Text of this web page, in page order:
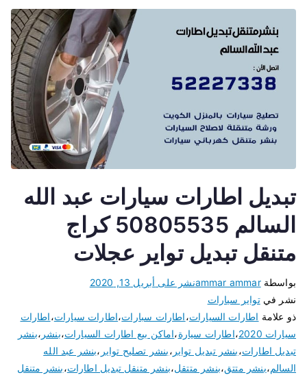
تبديل اطارات سيارات عبد الله
السالم 50805535 كراج
متنقل تبديل تواير عجلات
بواسطةammar ammarنشر على أبريل 13, 2020
نشر فيتواير سيارات
ذو علامة اطارات السيارات،اطارات سبارات،اطارات سيارات،اطارات
سيارات 2020
،اطارات سيارة،اماكن بيع اطارات السيارات،بنشر ،بنشر
تبديل اطارات،بنشر تبديل تواير ،بنشر تصليح تواير ،بنشر عبد الله
السالم،بنشر متتق،بنشر متتقل،بنشر متنقل تبديل اطارات،بنشر متنقل